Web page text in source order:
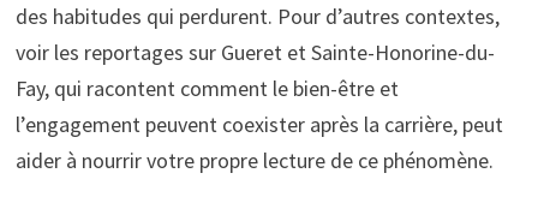
des habitudes qui perdurent. Pour d’autres contextes,
voir les reportages sur Gueret et Sainte-Honorine-du-
Fay, qui racontent comment le bien-être et
l’engagement peuvent coexister après la carrière, peut
aider à nourrir votre propre lecture de ce phénomène.